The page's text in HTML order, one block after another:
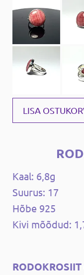
LISA
Kaal: 6,8g
Suurus: 17
Hõbe 925
Kivi mõõdud:
RODOKROSIIT